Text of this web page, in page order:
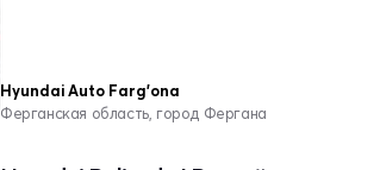
Hyundai Auto Farg'ona
Ферганская область, город Фергана